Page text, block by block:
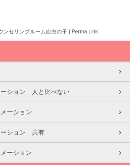
ンセリングルーム自由の子 Perma Link
ーション 人と比べない
ーション
ーション 共有
ーション